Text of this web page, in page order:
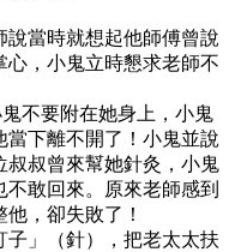
當時就想起他師傅曾說
，小鬼立時懇求老師不
不要附在她身上，小鬼
當下離不開了！小鬼並說
叔叔曾來幫她針灸，小鬼
敢回來。原來老師感到
，卻失敗了！
」（針），把老太太扶